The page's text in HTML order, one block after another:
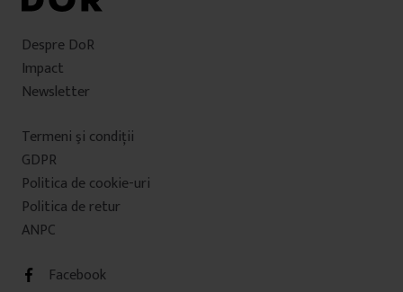
Despre DoR
Impact
Newsletter
Termeni şi condiţii
GDPR
Politica de cookie-uri
Politica de retur
ANPC
Facebook